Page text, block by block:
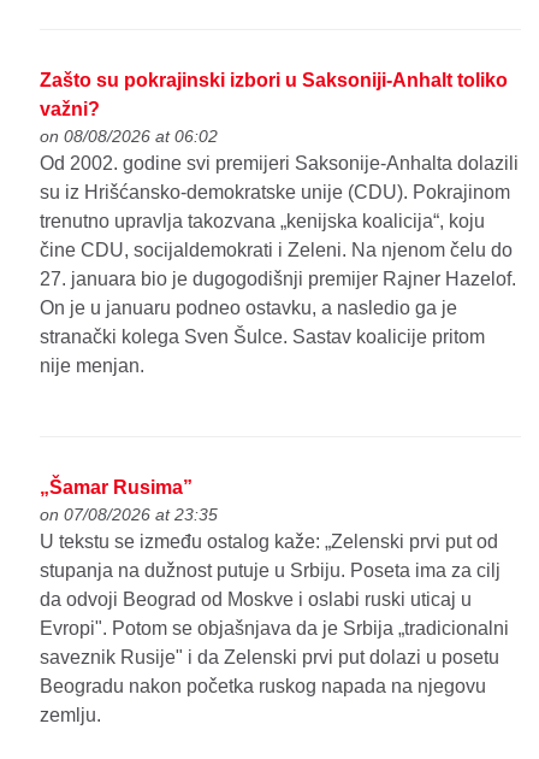
Zašto su pokrajinski izbori u Saksoniji-Anhalt toliko
važni?
on 08/08/2026 at 06:02
Od 2002. godine svi premijeri Saksonije-Anhalta dolazili
su iz Hrišćansko-demokratske unije (CDU). Pokrajinom
trenutno upravlja takozvana „kenijska koalicija“, koju
čine CDU, socijaldemokrati i Zeleni. Na njenom čelu do
27. januara bio je dugogodišnji premijer Rajner Hazelof.
On je u januaru podneo ostavku, a nasledio ga je
stranački kolega Sven Šulce. Sastav koalicije pritom
nije menjan.
„Šamar Rusima”
on 07/08/2026 at 23:35
U tekstu se između ostalog kaže: „Zelenski prvi put od
stupanja na dužnost putuje u Srbiju. Poseta ima za cilj
da odvoji Beograd od Moskve i oslabi ruski uticaj u
Evropi". Potom se objašnjava da je Srbija „tradicionalni
saveznik Rusije" i da Zelenski prvi put dolazi u posetu
Beogradu nakon početka ruskog napada na njegovu
zemlju.